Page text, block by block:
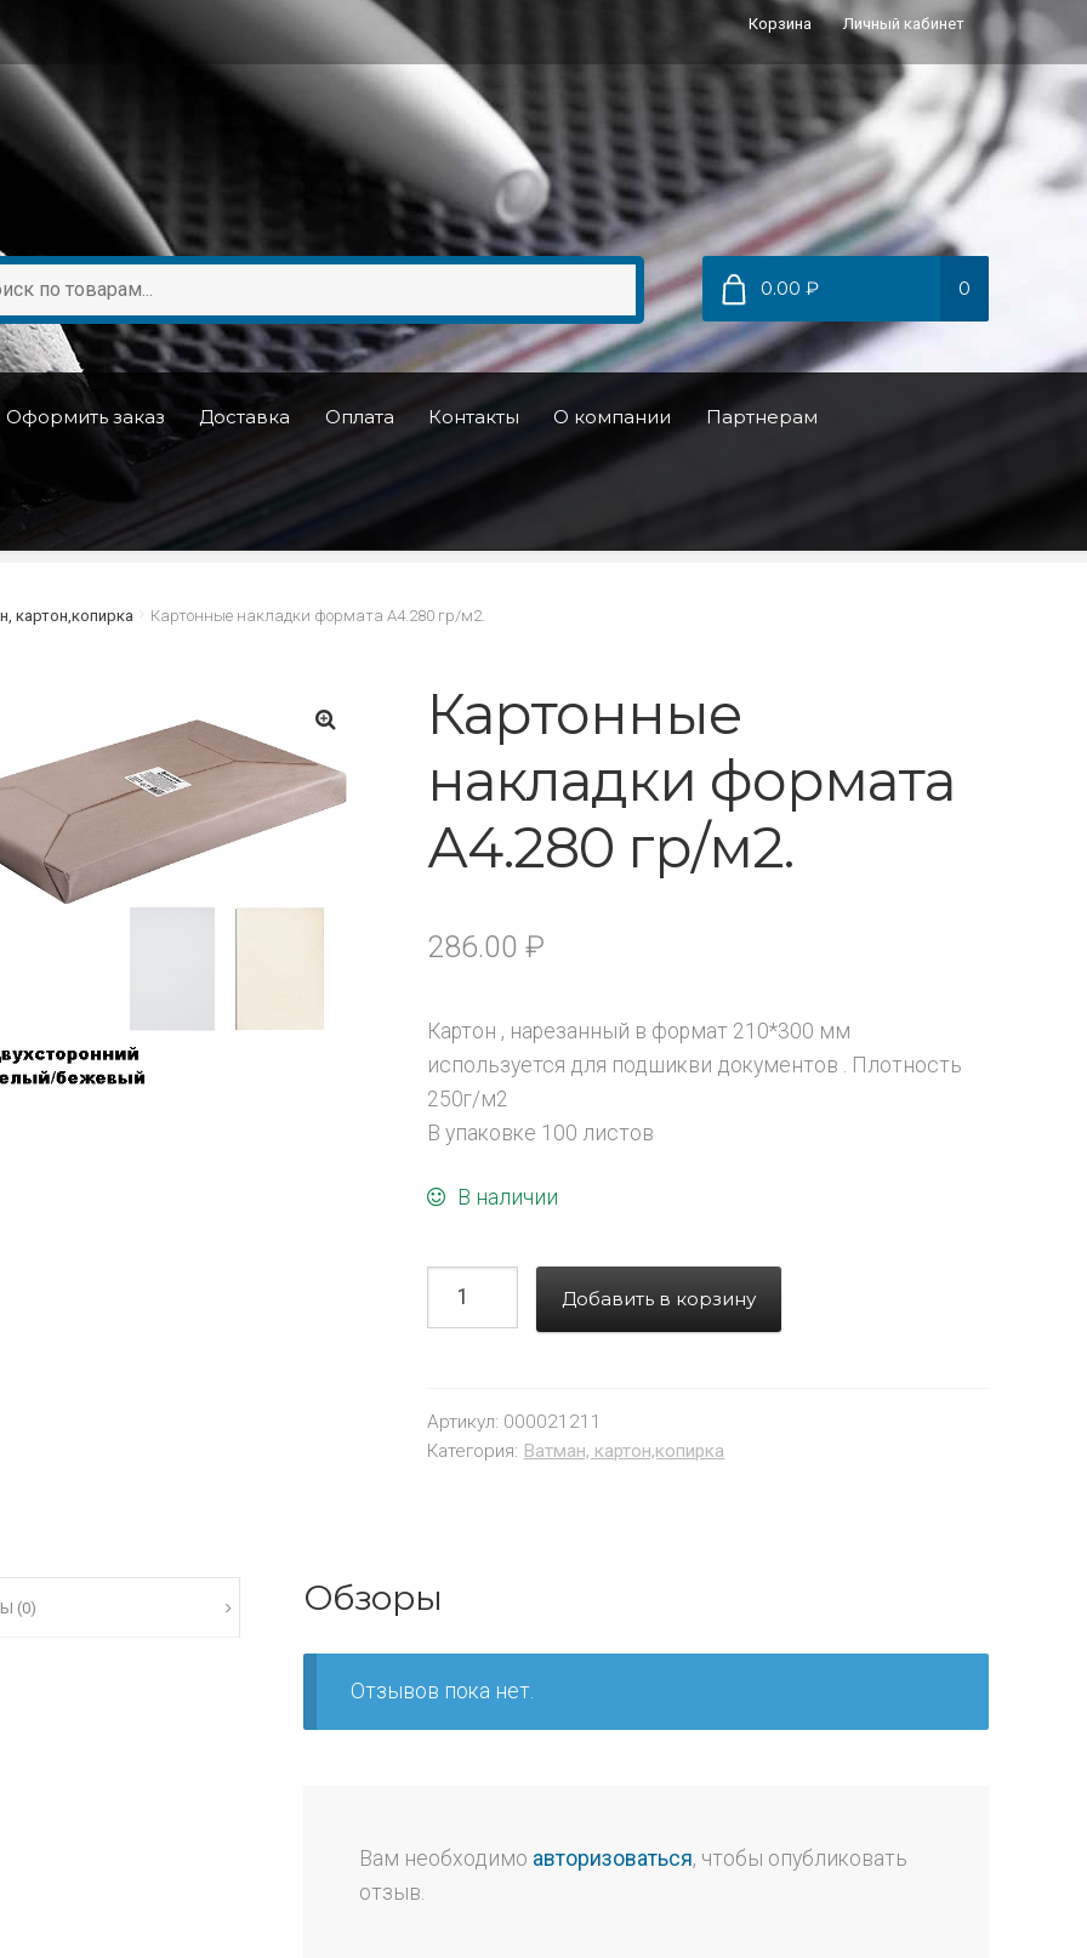
Корзина Личный кабинет
0.00 ₽ 0
Оформить заказ Доставка Оплата Контакты О компании Партнерам
картон,копирка Картонные накладки формата А4.280 гр/м2.
🔍
Картонные
накладки формата
А4.280 гр/м2.
286.00₽
Картон , нарезанный в формат 210*300 мм
используется для подшикви документов . Плотность
250г/м2
В упаковке 100 листов
В наличии
Добавить в корзину
Артикул: 000021211
Категория: Ватман, картон,копирка
(0) Обзоры
Отзывов пока нет.
Вам необходимо авторизоваться, чтобы опубликовать
отзыв.